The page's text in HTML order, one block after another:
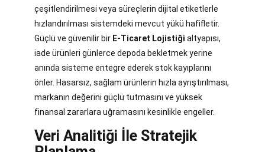
çeşitlendirilmesi veya süreçlerin dijital etiketlerle
hızlandırılması sistemdeki mevcut yükü hafifletir.
Güçlü ve güvenilir bir E-Ticaret Lojistiği altyapısı,
iade ürünleri günlerce depoda bekletmek yerine
anında sisteme entegre ederek stok kayıplarını
önler. Hasarsız, sağlam ürünlerin hızla ayrıştırılması,
markanın değerini güçlü tutmasını ve yüksek
finansal zararlara uğramasını kesinlikle engeller.
Veri Analitiği İle Stratejik